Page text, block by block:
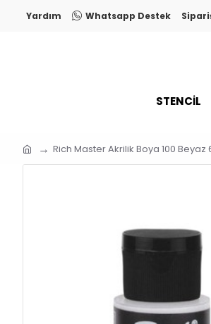
Yardım Whatsapp Destek
STENCİL
Rich Master Akrilik Boya 100 Beyaz